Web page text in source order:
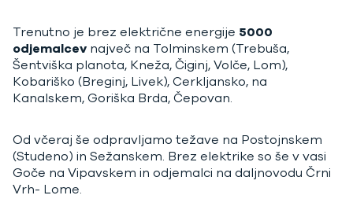
Trenutno je brez električne energije 5000
odjemalcev največ na Tolminskem (Trebuša,
Šentviška planota, Kneža, Čiginj, Volče, Lom),
Kobariško (Breginj, Livek), Cerkljansko, na
Kanalskem, Goriška Brda, Čepovan.
Od včeraj še odpravljamo težave na Postojnskem
(Studeno) in Sežanskem. Brez elektrike so še v vasi
Goče na Vipavskem in odjemalci na daljnovodu Črni
Vrh- Lome.